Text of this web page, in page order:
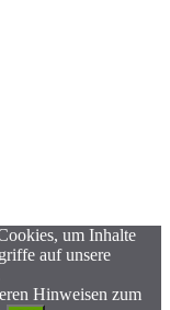
um Inhalte
auf unsere
Hinweisen zum